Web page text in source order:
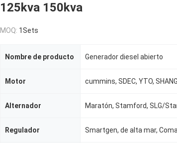
125kva 150kva
MOQ: 1Sets
Nombre de producto Generador diesel abierto
Motor
Alternador
Regulador